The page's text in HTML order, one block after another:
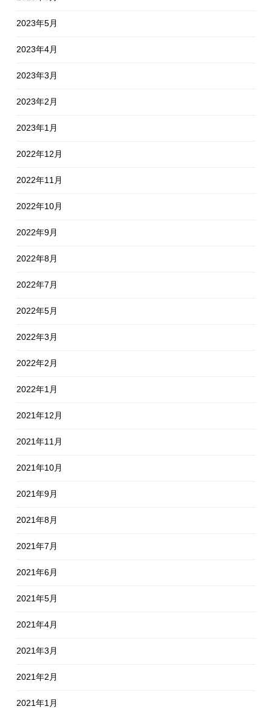
2023年5月
2023年4月
2023年3月
2023年2月
2023年1月
2022年12月
2022年11月
2022年10月
2022年9月
2022年8月
2022年7月
2022年5月
2022年3月
2022年2月
2022年1月
2021年12月
2021年11月
2021年10月
2021年9月
2021年8月
2021年7月
2021年6月
2021年5月
2021年4月
2021年3月
2021年2月
2021年1月